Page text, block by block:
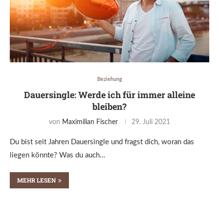
Beziehung
Dauersingle: Werde ich für immer alleine
bleiben?
von Maximilian Fischer 29. Juli 2021
Du bist seit Jahren Dauersingle und fragst dich, woran das
liegen könnte? Was du auch…
MEHR LESEN